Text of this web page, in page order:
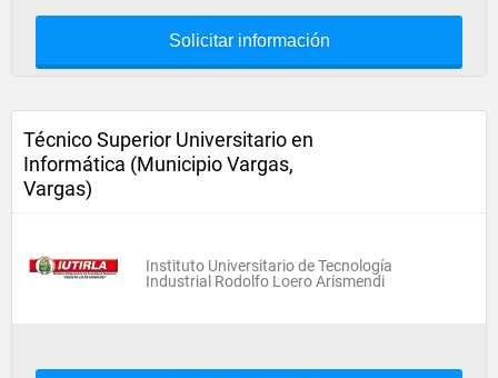
Solicitar información
Técnico Superior Universitario en
Informática (Municipio Vargas,
Vargas)
Instituto Universitario de Tecnología
Industrial Rodolfo Loero Arismendi